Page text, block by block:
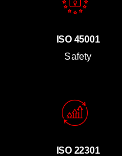
ISO 45001
Safety
ISO 22301